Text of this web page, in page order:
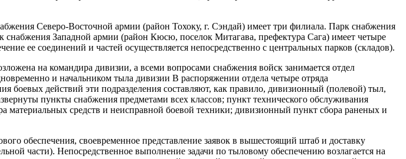
Северо-Восточной армии (район Тохоку, г. Сэндай) имеет три филиала. Парк снабжения
Западной армии (район Кюсю, поселок Митагава, префектура Сага) имеет четыре
ее соединений и частей осуществляется непосредственно с центральных парков (складов).
на командира дивизии, а всеми вопросами снабжения войск занимается отдел
и начальником тыла дивизии В распоряжении отдела четыре отряда
боевых действий эти подразделения составляют, как правило, дивизионный (полевой) тыл,
пункты снабжения предметами всех классов; пункт технического обслуживания
материальных средств и неисправной боевой техники; дивизионный пункт сбора раненых и
обеспечения, своевременное представление заявок в вышестоящий штаб и доставку
части). Непосредственное выполнение задачи по тыловому обеспечению возлагается на